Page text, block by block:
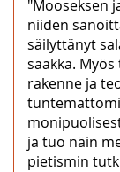
"Mooseksen
niiden
säilyttänyt
saakka.
rakenne ja
ja tuo näin
pietismin